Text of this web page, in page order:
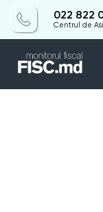
022 822
Centrul de